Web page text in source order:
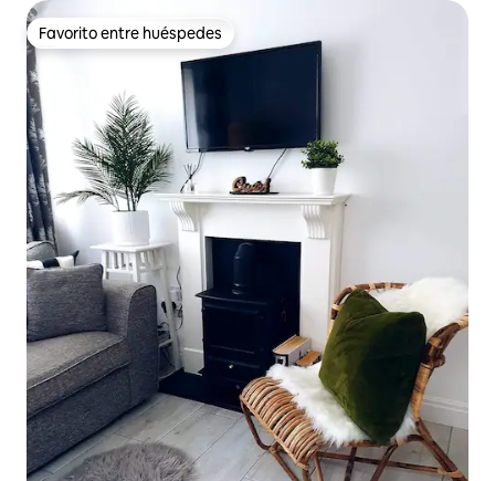
Favorito entre huéspedes
Favorito entre huéspedes